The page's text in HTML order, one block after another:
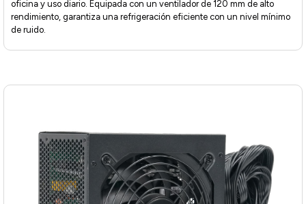
oficina y uso diario. Equipada con un ventilador de 120 mm de alto
rendimiento, garantiza una refrigeración eficiente con un nivel mínimo
de ruido.